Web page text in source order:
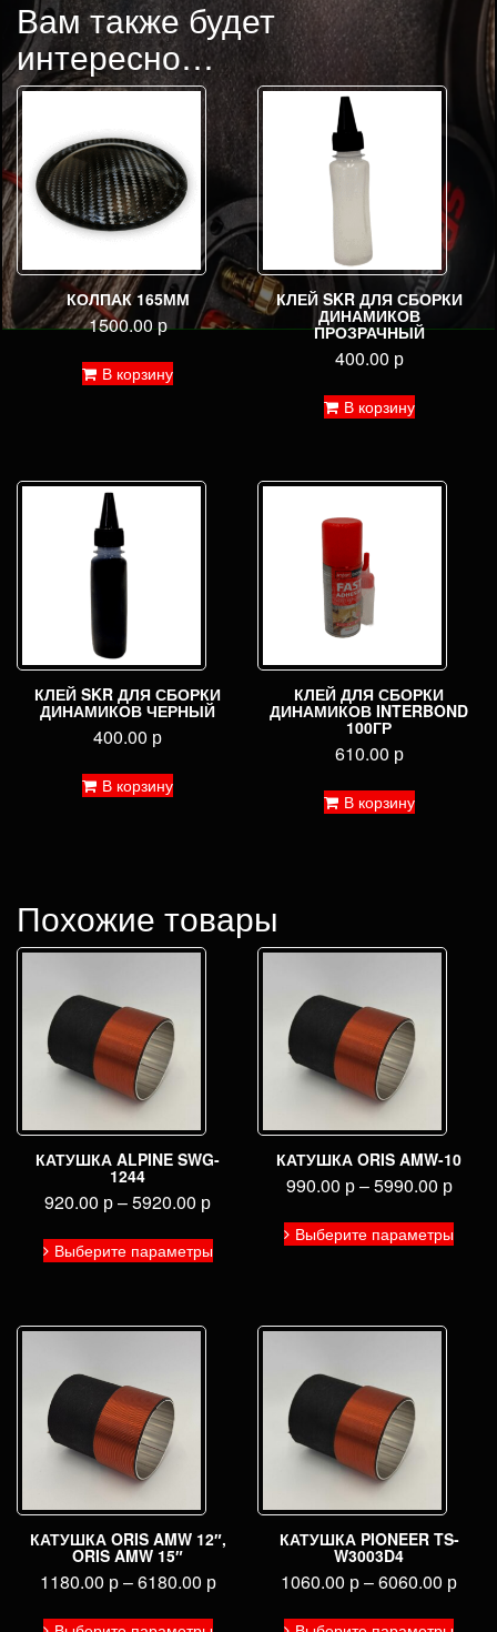
Вам также будет
интересно…
КОЛПАК 165ММ
1500.00р
В корзину
КЛЕЙ SKR ДЛЯ СБОРКИ
ДИНАМИКОВ
ПРОЗРАЧНЫЙ
400.00 р
В корзину
КЛЕЙ SKR ДЛЯ СБОРКИ
ДИНАМИКОВ ЧЕРНЫЙ
400.00 р
В корзину
КЛЕЙ ДЛЯ СБОРКИ
ДИНАМИКОВ INTERBOND
100ГР
610.00 р
В корзину
Похожие товары
КАТУШКА ALPINE SWG-
1244
920.00 р–5920.00 р
Выберите параметры
Этот
товар
вариаций.
КАТУШКА ORIS AMW-10
990.00 р–5990.00 р
Выберите параметры
Этот
товар
КАТУШКА ORIS AMW 12″,
ORIS AMW 15″
1180.00 р–6180.00 р
КАТУШКА PIONEER TS-
W3003D4
1060.00 р–6060.00 р